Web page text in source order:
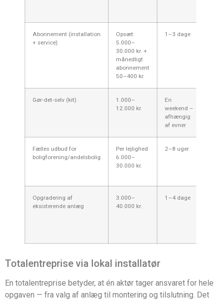
Abonnement (installation
+ service)
Opsæt:
5.000–
30.000 kr. +
månedligt
abonnement
50–400 kr.
1–3 dage
Gør‑det‑selv (kit)
1.000–
12.000 kr.
En
weekend –
afhængig
af evner
Fælles udbud for
boligforening/andelsbolig
Per lejlighed
6.000–
30.000 kr.
2–8 uger
Opgradering af
eksisterende anlæg
3.000–
40.000 kr.
1–4 dage
Totalentreprise via lokal installatør
En totalentreprise betyder, at én aktør tager ansvaret for hele
opgaven — fra valg af anlæg til montering og tilslutning. Det